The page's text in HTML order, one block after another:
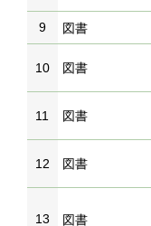
9 図書
10 図書
11 図書
12 図書
13 図書